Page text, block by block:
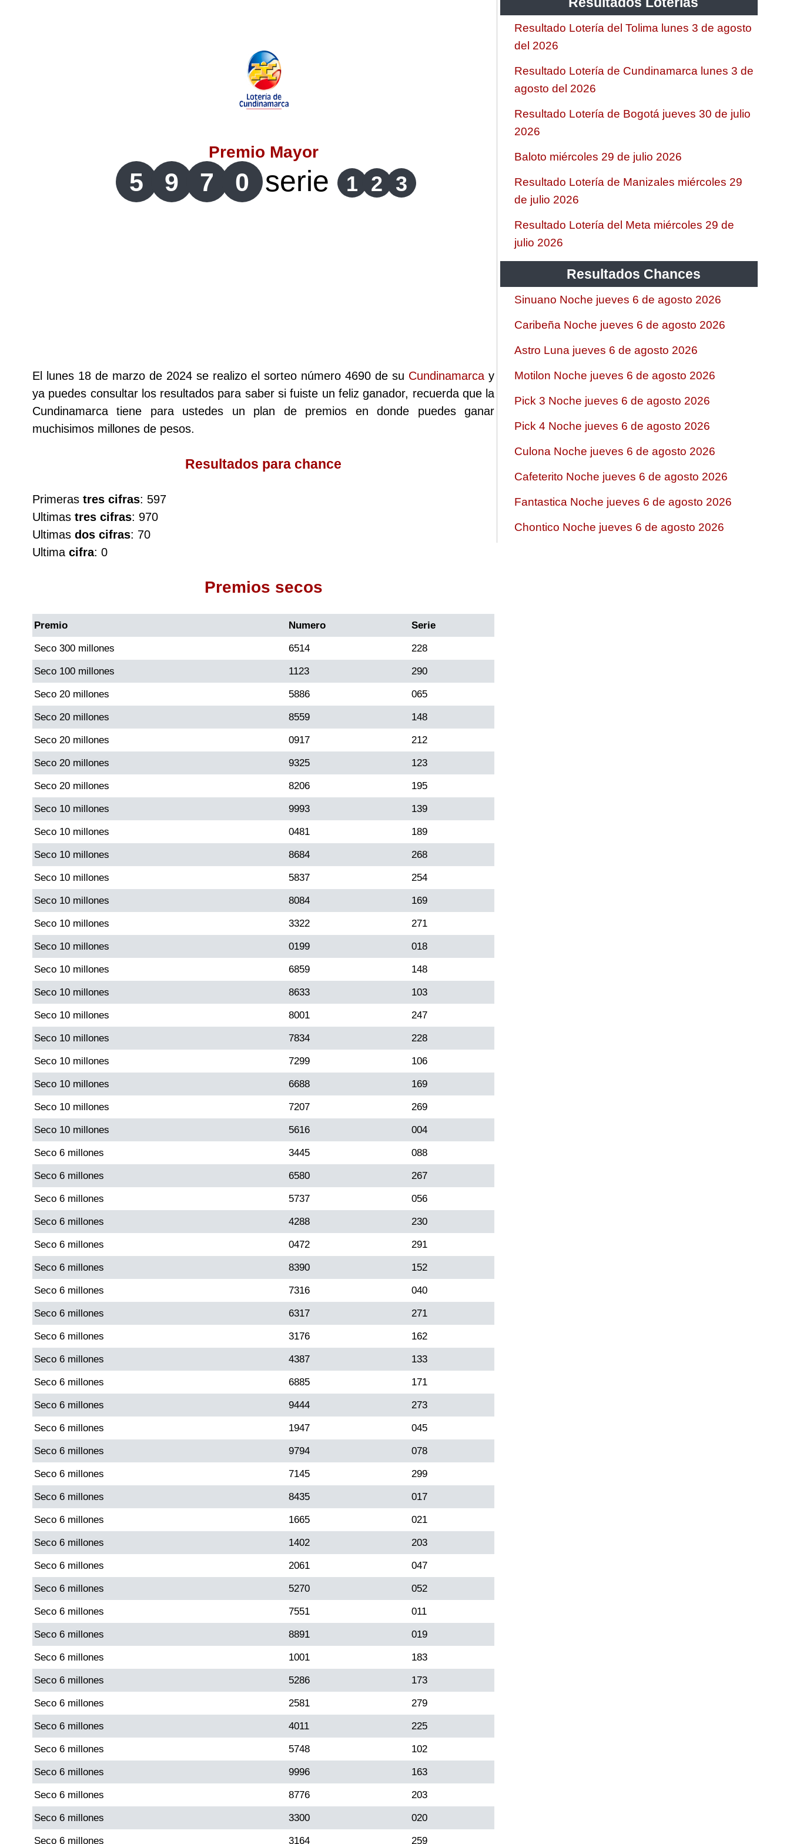
Lotería de Risaralda
Antioqueñita Día
Antioqueñita Tarde
Astro Luna
Cafeterito Tarde
Caribeña Noche
Chontico Día
Chontico Noche
Culona día
Culona noche
Dorado Mañana
Dorado Tarde
Dorado Noche
Fantástica Día
Fantástica Noche
Motilon Tarde
Motilon Noche
Paisita Día
Paisita Noche
Paisita 3
Pick 3 Día
Pick 3 Noche
Pick 4 Día
Pick 4 Noche
Pijao de Oro
Saman de la suerte
Sinuano Día
Sinuano Noche
Super Chontico Noche
Premio Mayor
5 9 7 0 serie 1 2 3
El lunes 18 de marzo de 2024 se realizo el sorteo número 4690 de su Cundinamarca y
ya puedes consultar los resultados para saber si fuiste un feliz ganador, recuerda que la
Cundinamarca tiene para ustedes un plan de premios en donde puedes ganar
muchisimos millones de pesos.
Resultados para chance
Primeras tres cifras: 597
Ultimas tres cifras: 970
Ultimas dos cifras: 70
Ultima cifra: 0
Premios secos
Premio Numero Serie
Seco 300 millones 6514 228
Seco 100 millones 1123 290
Seco 20 millones 5886 065
Seco 20 millones 8559 148
Seco 20 millones 0917 212
Seco 20 millones 9325 123
Seco 20 millones 8206 195
Seco 10 millones 9993 139
Seco 10 millones 0481 189
Seco 10 millones 8684 268
Seco 10 millones 5837 254
Seco 10 millones 8084 169
Seco 10 millones 3322 271
Seco 10 millones 0199 018
Seco 10 millones 6859 148
Seco 10 millones 8633 103
Seco 10 millones 8001 247
Seco 10 millones 7834 228
Seco 10 millones 7299 106
Seco 10 millones 6688 169
Seco 10 millones 7207 269
Seco 10 millones 5616 004
Seco 6 millones 3445 088
Seco 6 millones 6580 267
Seco 6 millones 5737 056
Seco 6 millones 4288 230
Seco 6 millones 0472 291
Seco 6 millones 8390 152
Seco 6 millones 7316 040
Seco 6 millones 6317 271
Seco 6 millones 3176 162
Seco 6 millones 4387 133
Seco 6 millones 6885 171
Seco 6 millones 9444 273
Seco 6 millones 1947 045
Seco 6 millones 9794 078
Seco 6 millones 7145 299
Seco 6 millones 8435 017
Seco 6 millones 1665 021
Seco 6 millones 1402 203
Seco 6 millones 2061 047
Seco 6 millones 5270 052
Seco 6 millones 7551 011
Seco 6 millones 8891 019
Seco 6 millones 1001 183
Seco 6 millones 5286 173
Seco 6 millones 2581 279
Seco 6 millones 4011 225
Seco 6 millones 5748 102
Seco 6 millones 9996 163
Seco 6 millones 8776 203
Seco 6 millones 3300 020
Seco 6 millones 3164 259
Resultado Lotería del Tolima lunes 3 de agosto
del 2026
Resultado Lotería de Cundinamarca lunes 3 de
agosto del 2026
Resultado Lotería de Bogotá jueves 30 de julio
2026
Baloto miércoles 29 de julio 2026
Resultado Lotería de Manizales miércoles 29
de julio 2026
Resultado Lotería del Meta miércoles 29 de
julio 2026
Resultados Chances
Sinuano Noche jueves 6 de agosto 2026
Caribeña Noche jueves 6 de agosto 2026
Astro Luna jueves 6 de agosto 2026
Motilon Noche jueves 6 de agosto 2026
Pick 3 Noche jueves 6 de agosto 2026
Pick 4 Noche jueves 6 de agosto 2026
Culona Noche jueves 6 de agosto 2026
Cafeterito Noche jueves 6 de agosto 2026
Fantastica Noche jueves 6 de agosto 2026
Chontico Noche jueves 6 de agosto 2026